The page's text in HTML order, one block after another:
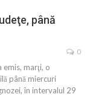
până
0
marţi, o
până miercuri
în intervalul 29